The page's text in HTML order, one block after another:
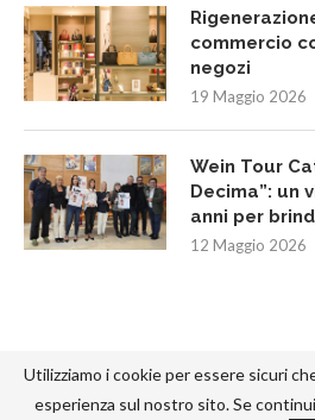
commercio
negozi
19 Maggio 2026
Wein Tour
Decima”: un
anni per
12 Maggio 2026
Utilizziamo i cookie per essere sicuri
esperienza sul nostro sito. Se